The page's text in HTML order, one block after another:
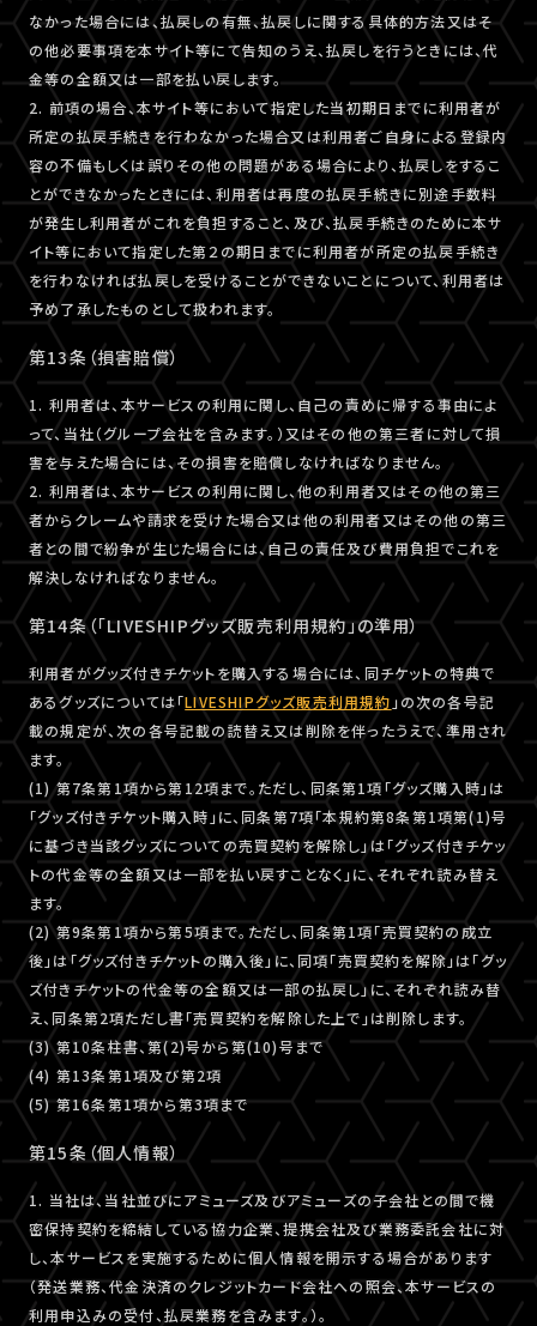
なかった場合には、払戻しの有無、払戻しに関する具体的方法又はそ
の他必要事項を本サイト等にて告知のうえ、払戻しを行うときには、代
金等の全額又は一部を払い戻します。
2. 前項の場合、本サイト等において指定した当初期日までに利用者が
所定の払戻手続きを行わなかった場合又は利用者ご自身による登録内
容の不備もしくは誤りその他の問題がある場合により、払戻しをするこ
とができなかったときには、利用者は再度の払戻手続きに別途手数料
が発生し利用者がこれを負担すること、及び、払戻手続きのために本サ
イト等において指定した第２の期日までに利用者が所定の払戻手続き
を行わなければ払戻しを受けることができないことについて、利用者は
予め了承したものとして扱われます。
第13条（損害賠償）
1. 利用者は、本サービスの利用に関し、自己の責めに帰する事由によ
って、当社（グループ会社を含みます。）又はその他の第三者に対して損
害を与えた場合には、その損害を賠償しなければなりません。
2. 利用者は、本サービスの利用に関し、他の利用者又はその他の第三
者からクレームや請求を受けた場合又は他の利用者又はその他の第三
者との間で紛争が生じた場合には、自己の責任及び費用負担でこれを
解決しなければなりません。
第14条（「LIVESHIPグッズ販売利用規約」の準用）
利用者がグッズ付きチケットを購入する場合には、同チケットの特典で
あるグッズについては「LIVESHIPグッズ販売利用規約 」の次の各号記
載の規定が、次の各号記載の読替え又は削除を伴ったうえで、準用され
ます。
(1) 第7条第1項から第12項まで。ただし、同条第1項「グッズ購入時」は
「グッズ付きチケット購入時」に、同条第7項「本規約第8条第1項第(1)号
に基づき当該グッズについての売買契約を解除し」は「グッズ付きチケッ
トの代金等の全額又は一部を払い戻すことなく」に、それぞれ読み替え
ます。
(2) 第9条第1項から第5項まで。ただし、同条第1項「売買契約の成立
後」は「グッズ付きチケットの購入後」に、同項「売買契約を解除」は「グッ
ズ付きチケットの代金等の全額又は一部の払戻し」に、それぞれ読み替
え、同条第2項ただし書「売買契約を解除した上で」は削除します。
(3) 第10条柱書、第(2)号から第(10)号まで
(4) 第13条第1項及び第2項
(5) 第16条第1項から第3項まで
第15条（個人情報）
1. 当社は、当社並びにアミューズ及びアミューズの子会社との間で機
密保持契約を締結している協力企業、提携会社及び業務委託会社に対
し、本サービスを実施するために個人情報を開示する場合があります
（発送業務、代金決済のクレジットカード会社への照会、本サービスの
利用申込みの受付、払戻業務を含みます。）。